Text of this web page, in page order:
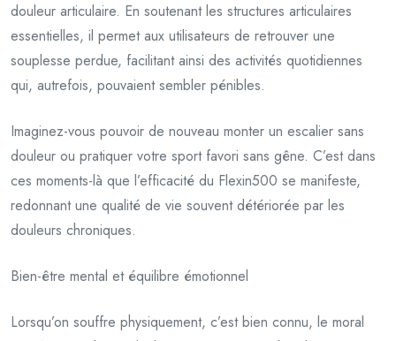
douleur articulaire. En soutenant les structures articulaires
essentielles, il permet aux utilisateurs de retrouver une
souplesse perdue, facilitant ainsi des activités quotidiennes
qui, autrefois, pouvaient sembler pénibles.
Imaginez-vous pouvoir de nouveau monter un escalier sans
douleur ou pratiquer votre sport favori sans gêne. C’est dans
ces moments-là que l’efficacité du Flexin500 se manifeste,
redonnant une qualité de vie souvent détériorée par les
douleurs chroniques.
Bien-être mental et équilibre émotionnel
Lorsqu’on souffre physiquement, c’est bien connu, le moral